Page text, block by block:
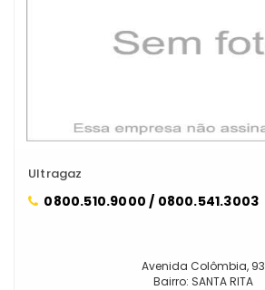
Ultragaz
0800.510.9000 / 0800.541.3003
Avenida Colômbia, 93
Bairro: SANTA RITA